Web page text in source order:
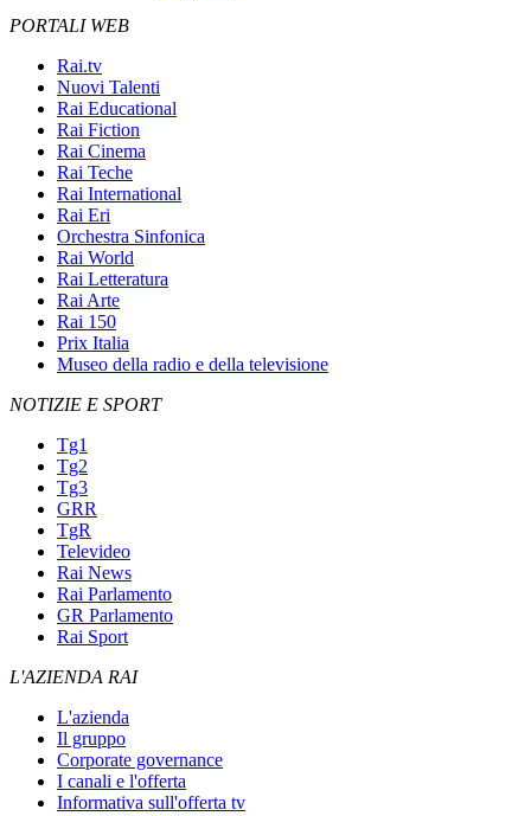
PORTALI WEB
Rai.tv
Nuovi Talenti
Rai Educational
Rai Fiction
Rai Cinema
Rai Teche
Rai International
Rai Eri
Orchestra Sinfonica
Rai World
Rai Letteratura
Rai Arte
Rai 150
Prix Italia
Museo della radio e della televisione
NOTIZIE E SPORT
Tg1
Tg2
Tg3
GRR
TgR
Televideo
Rai News
Rai Parlamento
GR Parlamento
Rai Sport
L'AZIENDA RAI
L'azienda
Il gruppo
Corporate governance
I canali e l'offerta
Informativa sull'offerta tv